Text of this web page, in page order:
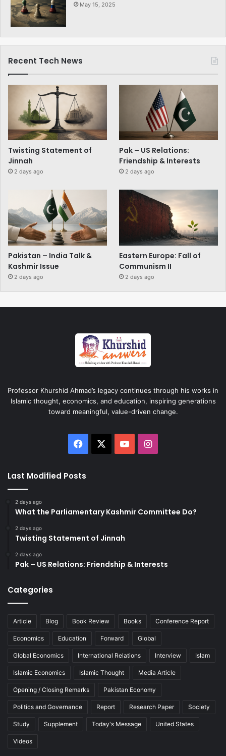
May 15, 2025
Recent Tech News
Twisting Statement of
Jinnah
2 days ago
Pak – US Relations:
Friendship & Interests
2 days ago
Pakistan – India Talk &
Kashmir Issue
2 days ago
Eastern Europe: Fall of
Communism II
2 days ago
Professor Khurshid Ahmad’s legacy continues through his works in
Islamic thought, economics, and education, inspiring generations
toward meaningful, value-driven change.
Facebook YouTubeInstagram
Last Modified Posts
2 days ago
What the Parliamentary Kashmir Committee Do?
2 days ago
Twisting Statement of Jinnah
2 days ago
Pak – US Relations: Friendship & Interests
Categories
Article Blog Book Review Books Conference Report
Economics Education Forward Global
Global Economics International Relations Interview Islam
Islamic Economics Islamic Thought Media Article
Opening / Closing Remarks Pakistan Economy
Politics and Governance Report Research Paper Society
Study Supplement Today's Message United States
Videos